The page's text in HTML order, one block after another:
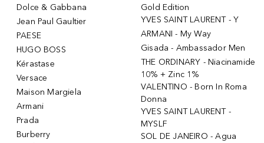
Dolce & Gabbana
Jean Paul Gaultier
PAESE
HUGO BOSS
Kérastase
Versace
Maison Margiela
Armani
Prada
Burberry
Gold Edition
YVES SAINT LAURENT - Y
ARMANI - My Way
Gisada - Ambassador Men
THE ORDINARY - Niacinamide
10% + Zinc 1%
VALENTINO - Born In Roma
Donna
YVES SAINT LAURENT -
MYSLF
SOL DE JANEIRO - Agua